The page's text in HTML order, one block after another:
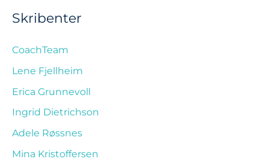
Skribenter
CoachTeam
Lene Fjellheim
Erica Grunnevoll
Ingrid Dietrichson
Adele Røssnes
Mina Kristoffersen